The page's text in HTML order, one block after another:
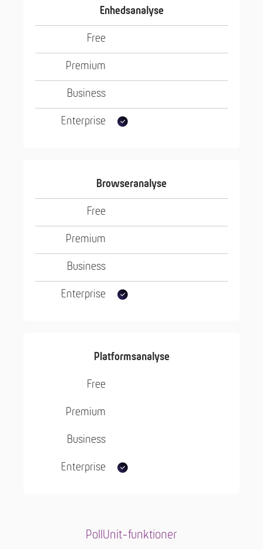
Enhedsanalyse
Browseranalyse
Platformsanalyse
PollUnit-funktioner